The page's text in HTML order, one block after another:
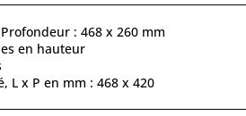
: 468 x 260 mm
en hauteur
L x P en mm : 468 x 420